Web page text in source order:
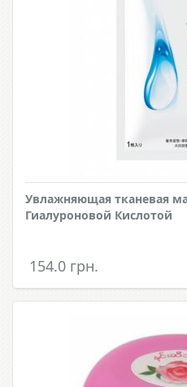
Увлажняющая тканевая
Гиалуроновой Кислотой
154.0 грн.